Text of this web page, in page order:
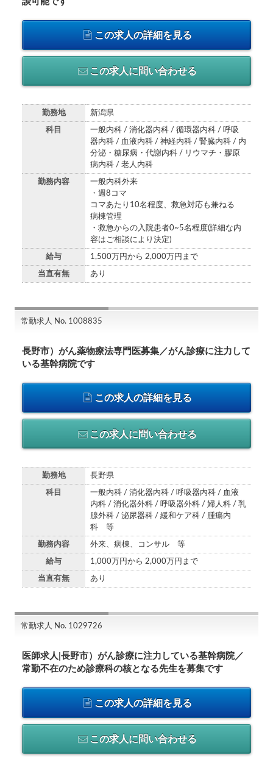
この求人の詳細を見る
この求人に問い合わせる
勤務地 新潟県
科目
一般内科 / 消化器内科 / 循環器内科 / 呼吸
器内科 / 血液内科 / 神経内科 / 腎臓内科 / 内
分泌・糖尿病・代謝内科 / リウマチ・膠原
病内科 / 老人内科
勤務内容
一般内科外来
・週8コマ
コマあたり10名程度、救急対応も兼ねる
病棟管理
・救急からの入院患者0~5名程度(詳細な内
容はご相談により決定)
給与 1,500万円から 2,000万円まで
当直有無 あり
常勤求人 No. 1008835
長野市）がん薬物療法専門医募集／がん診療に注力して
いる基幹病院です
この求人の詳細を見る
この求人に問い合わせる
勤務地 長野県
科目
一般内科 / 消化器内科 / 呼吸器内科 / 血液
内科 / 消化器外科 / 呼吸器外科 / 婦人科 / 乳
腺外科 / 泌尿器科 / 緩和ケア科 / 腫瘍内
科 等
勤務内容 外来、病棟、コンサル 等
給与 1,000万円から 2,000万円まで
当直有無 あり
常勤求人 No. 1029726
医師求人|長野市）がん診療に注力している基幹病院／
常勤不在のため診療科の核となる先生を募集です
この求人の詳細を見る
この求人に問い合わせる